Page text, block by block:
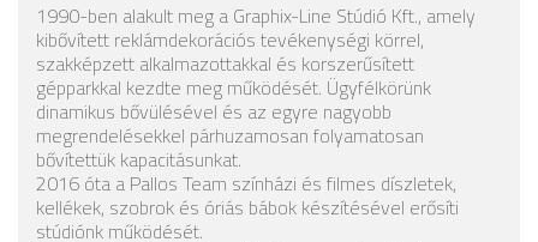
1990-ben alakult meg a Graphix-Line Stúdió Kft., amely
kibővített reklámdekorációs tevékenységi körrel,
szakképzett alkalmazottakkal és korszerűsített
gépparkkal kezdte meg működését. Ügyfélkörünk
dinamikus bővülésével és az egyre nagyobb
megrendelésekkel párhuzamosan folyamatosan
bővítettük kapacitásunkat.
2016 óta a Pallos Team színházi és filmes díszletek,
kellékek, szobrok és óriás bábok készítésével erősíti
stúdiónk működését.